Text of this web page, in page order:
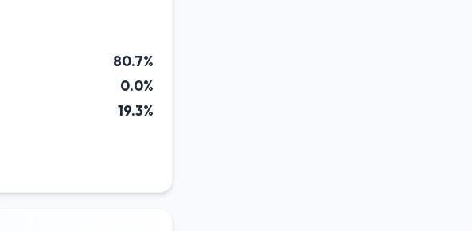
80.7%
0.0%
19.3%